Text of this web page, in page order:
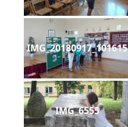
IMG_20180917_101615
IMG_6555